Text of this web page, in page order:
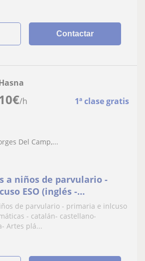
Contactar
€/h 1ª clase gratis
Del Camp,...
a niños de parvulario -
ESO (inglés -
catalán- castellano-
Artes plásticas )
de parvulario - primaria e inlcuso
- catalán- castellano-
Artes plá...